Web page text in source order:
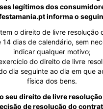
legítimos dos
informa o
o direito de livre resolução
14 dias de calendário, sem
indicar qualquer motivo;
do direito de livre
dia seguinte ao dia em que
física dos bens.
seu direito de livre
de resolução do